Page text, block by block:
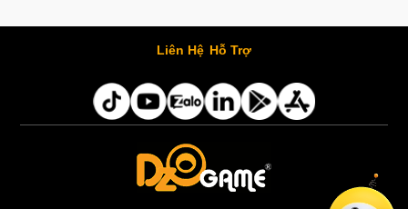
Liên Hệ Hỗ Trợ